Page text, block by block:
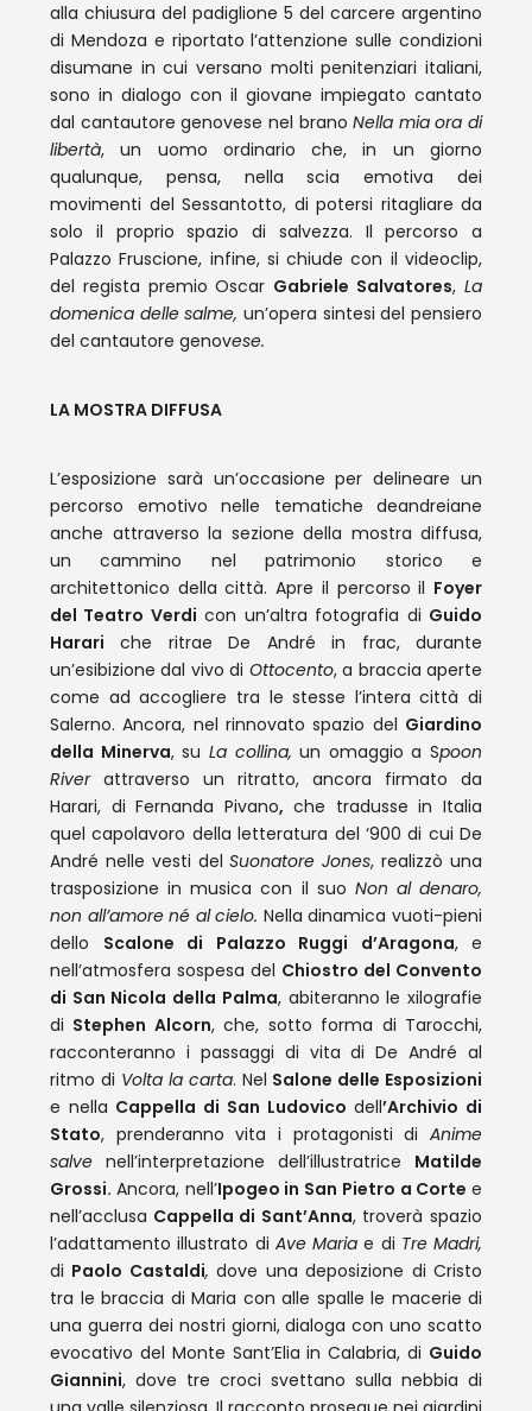
alla chiusura del padiglione 5 del carcere argentino
di Mendoza e riportato l’attenzione sulle condizioni
disumane in cui versano molti penitenziari italiani,
sono in dialogo con il giovane impiegato cantato
dal cantautore genovese nel branoNella mia ora di
libertà, un uomo ordinario che, in un giorno
qualunque, pensa, nella scia emotiva dei
movimenti del Sessantotto, di potersi ritagliare da
solo il proprio spazio di salvezza. Il percorso a
Palazzo Fruscione, infine, si chiude con il videoclip,
del regista premio Oscar Gabriele Salvatores,La
domenica delle salme, un’opera sintesi del pensiero
del cantautore genovese.
LA MOSTRA DIFFUSA
L’esposizione sarà un’occasione per delineare un
percorso emotivo nelle tematiche deandreiane
anche attraverso la sezione della mostra diffusa,
un cammino nel patrimonio storico e
architettonico della città. Apre il percorso il Foyer
del Teatro Verdi con un’altra fotografia di Guido
Harari che ritrae De André in frac, durante
un’esibizione dal vivo di Ottocento, a braccia aperte
come ad accogliere tra le stesse l’intera città di
Salerno. Ancora, nel rinnovato spazio del Giardino
della Minerva, su La collina,un omaggio a Spoon
River attraverso un ritratto, ancora firmato da
Harari, di Fernanda Pivano, che tradusse in Italia
quel capolavoro della letteratura del ‘900 di cui De
André nelle vesti delSuonatore Jones, realizzò una
trasposizione in musica con il suo Non al denaro,
non all’amore né al cielo. Nella dinamica vuoti-pieni
dello Scalone di Palazzo Ruggi d’Aragona, e
nell’atmosfera sospesa del Chiostro del Convento
di San Nicola della Palma, abiteranno le xilografie
di Stephen Alcorn, che, sotto forma di Tarocchi,
racconteranno i passaggi di vita di De André al
ritmo di Volta la carta. Nel Salone delle Esposizioni
e nella Cappella di San Ludovico dell’Archivio di
Stato, prenderanno vita i protagonisti di Anime
salve nell’interpretazione dell’illustratrice Matilde
Grossi. Ancora, nell’Ipogeo in San Pietro a Corte e
nell’acclusa Cappella di Sant’Anna, troverà spazio
l’adattamento illustrato di Ave Maria e di Tre Madri,
di Paolo Castaldi,dove una deposizione di Cristo
tra le braccia di Maria con alle spalle le macerie di
una guerra dei nostri giorni, dialoga con uno scatto
evocativo del Monte Sant’Elia in Calabria, di Guido
Giannini, dove tre croci svettano sulla nebbia di